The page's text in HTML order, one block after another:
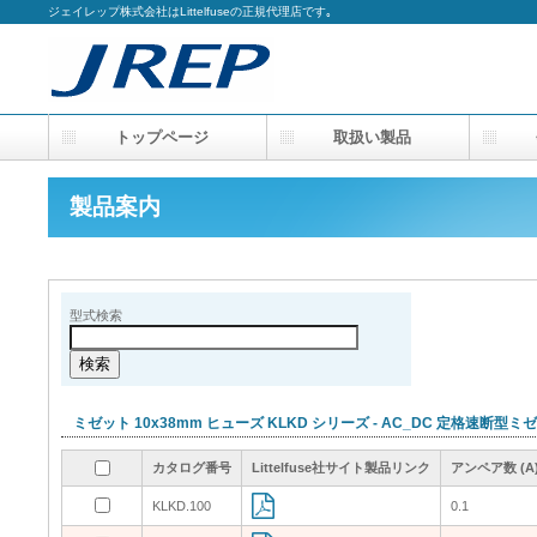
ジェイレップ株式会社はLittelfuseの正規代理店です｡
製品案内
型式検索
ミゼット 10x38mm ヒューズ KLKD シリーズ - AC_DC 定格速断型ミ
カタログ番号 Littelfuse社サイト製品リンク アンペア数
カタログ番号 Littelfuse社サイト製品リンク アンペア数
カタログ番号 Littelfuse社サイト製品リンク アンペア数
KLKD.100 0.1
カタログ番号 Littelfuse社サイト製品リンク アンペア数
KLKD.100 0.1
トップページ 取扱い製品